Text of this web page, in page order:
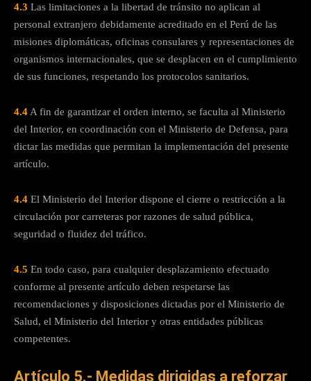
4.3 Las limitaciones a la libertad de tránsito no aplican al
personal extranjero debidamente acreditado en el Perú de las
misiones diplomáticas, oficinas consulares y representaciones de
organismos internacionales, que se desplacen en el cumplimiento
de sus funciones, respetando los protocolos sanitarios.
4.4 A fin de garantizar el orden interno, se faculta al Ministerio
del Interior, en coordinación con el Ministerio de Defensa, para
dictar las medidas que permitan la implementación del presente
artículo.
4.4 El Ministerio del Interior dispone el cierre o restricción a la
circulación por carreteras por razones de salud pública,
seguridad o fluidez del tráfico.
4.5 En todo caso, para cualquier desplazamiento efectuado
conforme al presente artículo deben respetarse las
recomendaciones y disposiciones dictadas por el Ministerio de
Salud, el Ministerio del Interior y otras entidades públicas
competentes.
Artículo 5.- Medidas dirigidas a reforzar